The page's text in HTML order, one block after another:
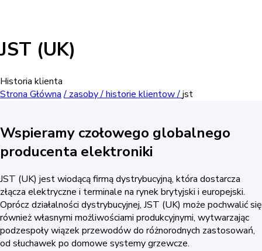
JST (UK)
Historia klienta
Strona Główna / zasoby /historie klientow /jst
Wspieramy czołowego globalnego
producenta elektroniki
JST (UK) jest wiodącą firmą dystrybucyjną, która dostarcza
złącza elektryczne i terminale na rynek brytyjski i europejski.
Oprócz działalności dystrybucyjnej, JST (UK) może pochwalić się
również własnymi możliwościami produkcyjnymi, wytwarzając
podzespoły wiązek przewodów do różnorodnych zastosowań,
od słuchawek po domowe systemy grzewcze.